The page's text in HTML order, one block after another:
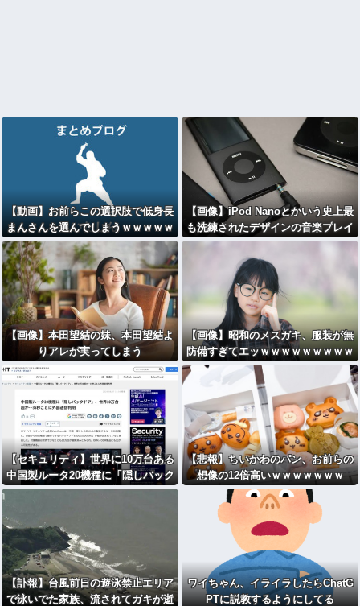
【動画】お前らこの選択肢で低身長
まんさんを選んでしまうｗｗｗｗｗ
【画像】iPod Nanoとかいう史上最
も洗練されたデザインの音楽プレイ
ヤーｗｗｗ
【画像】本田望結の妹、本田望結よ
りアレが実ってしまう
【画像】昭和のメスガキ、服装が無
防備すぎてエッｗｗｗｗｗｗｗｗｗ
ｗｗｗ
【セキュリティ】世界に10万台ある
中国製ルータ20機種に「隠しバック
ドア」 35秒ごとに外部通信してる
【悲報】ちいかわのパン、お前らの
想像の12倍高いｗｗｗｗｗｗｗ
【訃報】台風前日の遊泳禁止エリア
で泳いでた家族、流されてガキが逝
ワイちゃん、イライラしたらChatG
PTに説教するようにしてる